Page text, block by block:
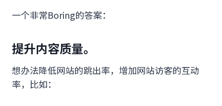
一个非常Boring的答案：
提升内容质量。
想办法降低网站的跳出率，增加网站访客的互动
率，比如：